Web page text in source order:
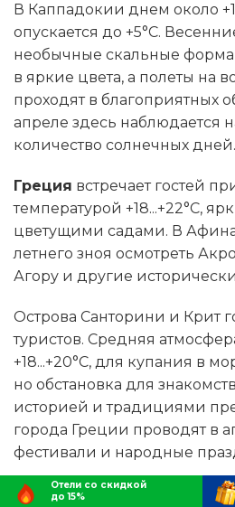
В Каппадокии днем около
опускается до +5°C.
необычные скальные
в яркие цвета, а полеты на
проходят в благоприятных
апреле здесь наблюдается
количество солнечных дней.
Греция встречает гостей
температурой +18...+22°C,
цветущими садами. В
летнего зноя осмотреть
Агору и другие
Острова Санторини и Крит
туристов. Средняя
+18...+20°C, для купания в
но обстановка для
историей и традициями
города Греции проводят в
фестивали и народные
Черногориярадует гостей
Отели со скидкой
до 15%